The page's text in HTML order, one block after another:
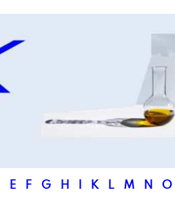
E F G H I K L M N O